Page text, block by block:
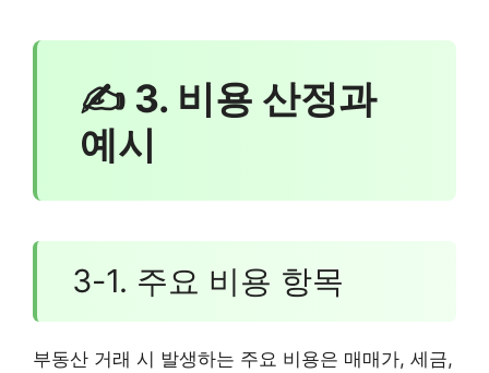
✍ 3. 비용 산정과
예시
3-1. 주요 비용 항목
부동산 거래 시 발생하는 주요 비용은 매매가, 세금,